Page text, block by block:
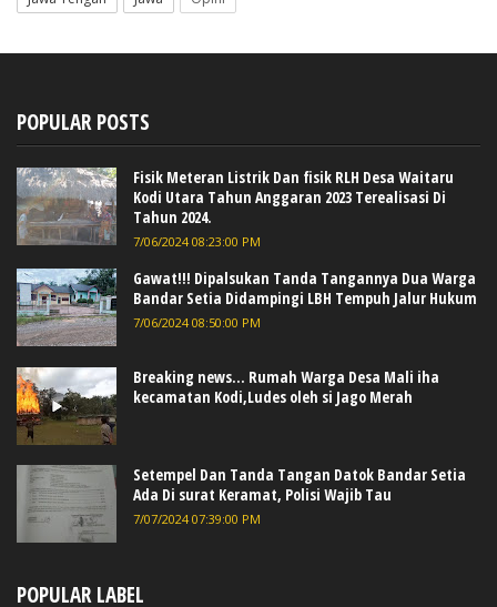
POPULAR POSTS
Fisik Meteran Listrik Dan fisik RLH Desa Waitaru
Kodi Utara Tahun Anggaran 2023 Terealisasi Di
Tahun 2024.
7/06/2024 08:23:00 PM
Gawat!!! Dipalsukan Tanda Tangannya Dua Warga
Bandar Setia Didampingi LBH Tempuh Jalur Hukum
7/06/2024 08:50:00 PM
Breaking news... Rumah Warga Desa Mali iha
kecamatan Kodi,Ludes oleh si Jago Merah
Setempel Dan Tanda Tangan Datok Bandar Setia
Ada Di surat Keramat, Polisi Wajib Tau
7/07/2024 07:39:00 PM
POPULAR LABEL